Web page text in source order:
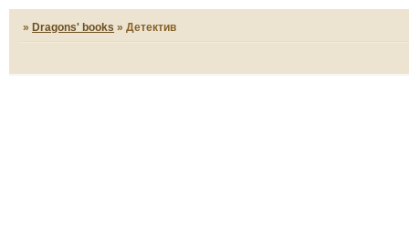
» Dragons' books »Детектив